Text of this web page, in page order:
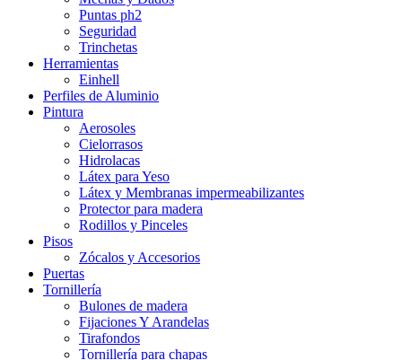
Puntas ph2
Seguridad
Trinchetas
Herramientas
Einhell
Perfiles de Aluminio
Pintura
Aerosoles
Cielorrasos
Hidrolacas
Látex para Yeso
Látex y Membranas impermeabilizantes
Protector para madera
Rodillos y Pinceles
Pisos
Zócalos y Accesorios
Puertas
Tornillería
Bulones de madera
Fijaciones Y Arandelas
Tirafondos
Tornillería para chapas